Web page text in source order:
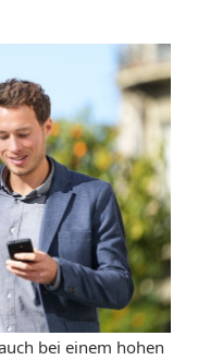
bei einem hohen